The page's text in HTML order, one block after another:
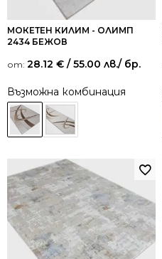
МОКЕТЕН КИЛИМ - ОЛИМП
2434 БЕЖОВ
от: 28.12 € / 55.00 лв./ бр.
Възможна комбинация